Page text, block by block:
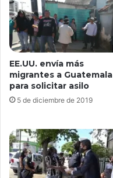
EE.UU. envía más
migrantes a Guatemala
para solicitar asilo
5 de diciembre de 2019